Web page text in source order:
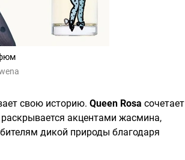
свою историю. Queen Rosa сочетает
раскрывается акцентами жасмина,
дикой природы благодаря